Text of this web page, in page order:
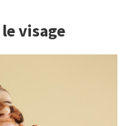
visage